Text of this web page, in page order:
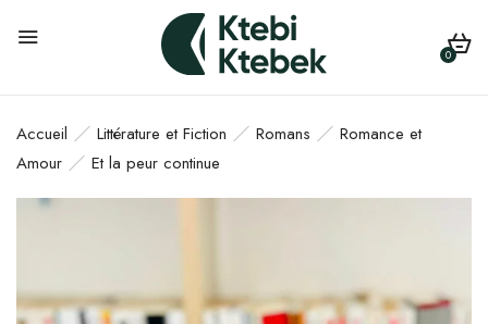
0
Accueil Littérature et Fiction Romans
Romance et
Amour
Et la peur continue